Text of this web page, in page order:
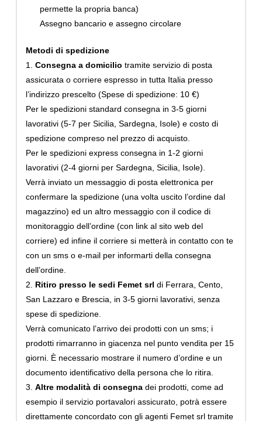
permette la propria banca)
Assegno bancario e assegno circolare
Metodi di spedizione
1.Consegna a domiciliotramite servizio di posta
assicurata o corriere espresso in tutta Italia presso
l’indirizzo prescelto (Spese di spedizione: 10 €)
Per le spedizioni standard consegna in 3-5 giorni
lavorativi (5-7 per Sicilia, Sardegna, Isole) e costo di
spedizione compreso nel prezzo di acquisto.
Per le spedizioni express consegna in 1-2 giorni
lavorativi (2-4 giorni per Sardegna, Sicilia, Isole).
Verrà inviato un messaggio di posta elettronica per
confermare la spedizione (una volta uscito l’ordine dal
magazzino) ed un altro messaggio con il codice di
monitoraggio dell’ordine (con link al sito web del
corriere) ed infine il corriere si metterà in contatto con te
con un sms o e-mail per informarti della consegna
dell’ordine.
2. Ritiro presso le sedi Femet srldi Ferrara, Cento,
San Lazzaro e Brescia, in 3-5 giorni lavorativi, senza
spese di spedizione.
Verrà comunicato l’arrivo dei prodotti con un sms; i
prodotti rimarranno in giacenza nel punto vendita per 15
giorni. È necessario mostrare il numero d’ordine e un
documento identificativo della persona che lo ritira.
3.Altre modalità di consegnadei prodotti, come ad
esempio il servizio portavalori assicurato, potrà essere
direttamente concordato con gli agenti Femet srl tramite